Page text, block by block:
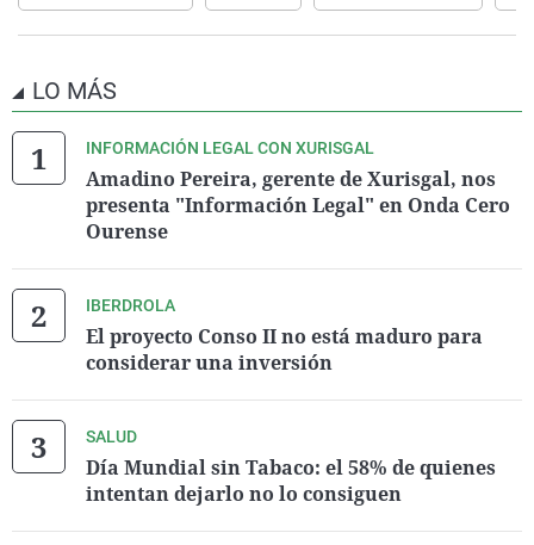
LO MÁS
INFORMACIÓN LEGAL CON XURISGAL
Amadino Pereira, gerente de Xurisgal, nos
presenta "Información Legal" en Onda Cero
Ourense
IBERDROLA
El proyecto Conso II no está maduro para
considerar una inversión
SALUD
Día Mundial sin Tabaco: el 58% de quienes
intentan dejarlo no lo consiguen